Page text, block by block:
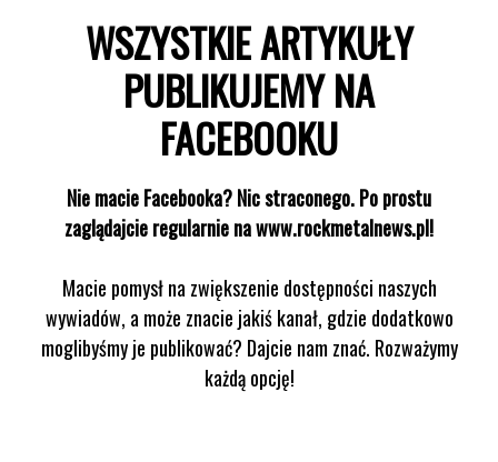
WSZYSTKIE ARTYKUŁY
PUBLIKUJEMY NA
FACEBOOKU
Nie macie Facebooka? Nic straconego. Po prostu
zaglądajcie regularnie na www.rockmetalnews.pl!
Macie pomysł na zwiększenie dostępności naszych
wywiadów, a może znacie jakiś kanał, gdzie dodatkowo
moglibyśmy je publikować? Dajcie nam znać. Rozważymy
każdą opcję!